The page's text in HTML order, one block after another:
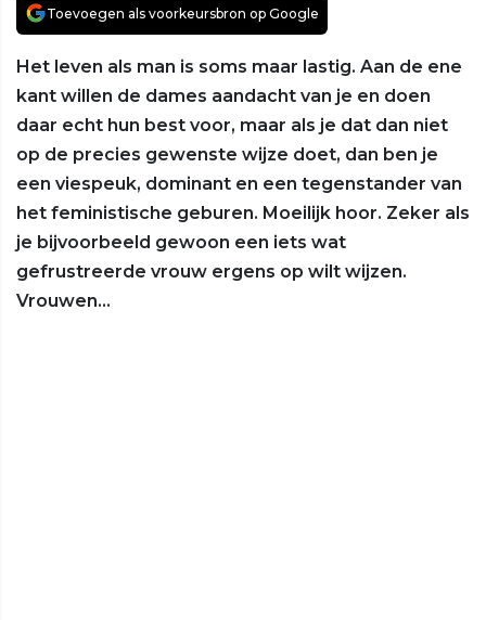
Toevoegen als voorkeursbron op Google
Het leven als man is soms maar lastig. Aan de ene
kant willen de dames aandacht van je en doen
daar echt hun best voor, maar als je dat dan niet
op de precies gewenste wijze doet, dan ben je
een viespeuk, dominant en een tegenstander van
het feministische geburen. Moeilijk hoor. Zeker als
je bijvoorbeeld gewoon een iets wat
gefrustreerde vrouw ergens op wilt wijzen.
Vrouwen...